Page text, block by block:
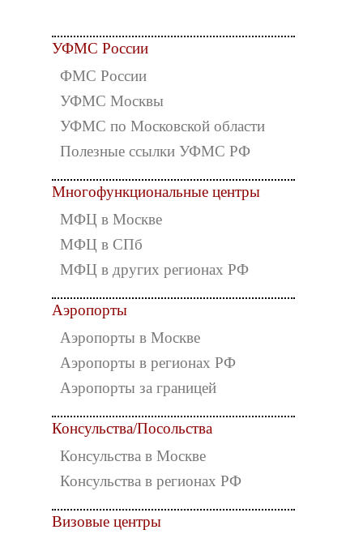
УФМС России
ФМС России
УФМС Москвы
УФМС по Московской области
Полезные ссылки УФМС РФ
Многофункциональные центры
МФЦ в Москве
МФЦ в СПб
МФЦ в других регионах РФ
Аэропорты
Аэропорты в Москве
Аэропорты в регионах РФ
Аэропорты за границей
Консульства/Посольства
Консульства в Москве
Консульства в регионах РФ
Визовые центры